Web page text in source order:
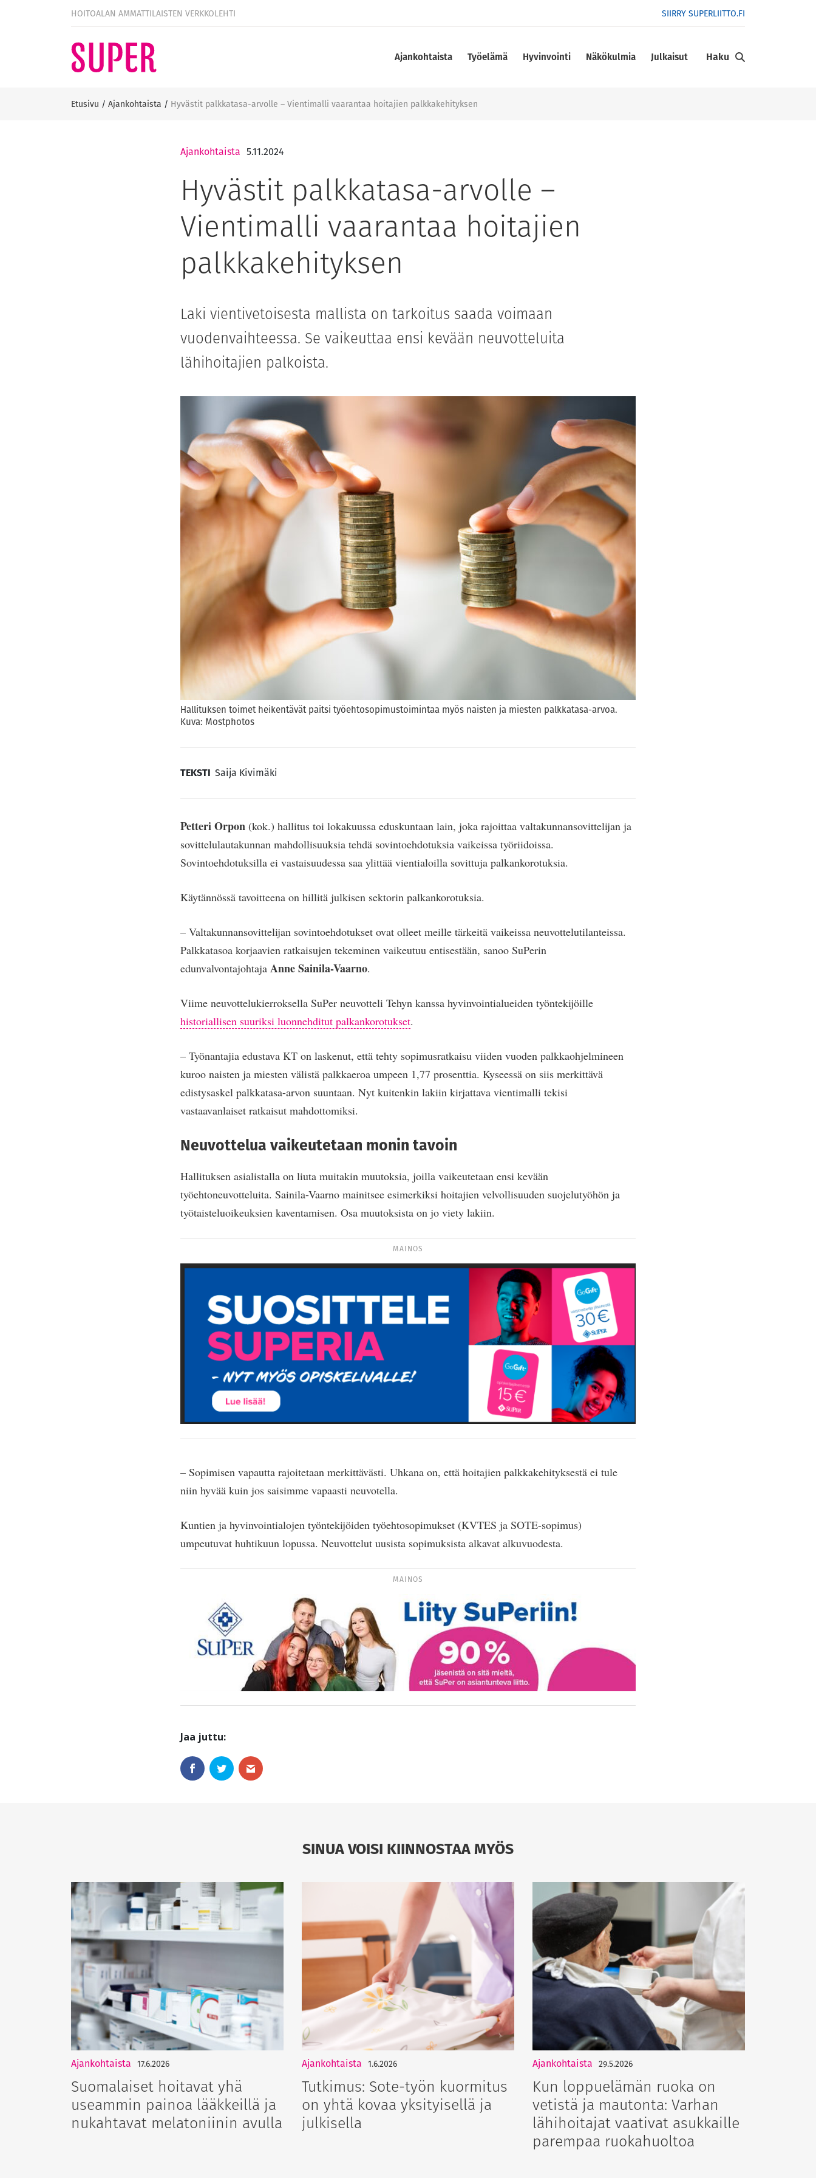
HOITOALAN AMMATTILAISTEN VERKKOLEHTI SIIRRY SUPERLIITTO.FI
Ajankohtaista Työelämä Hyvinvointi Näkökulmia Julkaisut Haku
Etusivu / Ajankohtaista / Hyvästit palkkatasa-arvolle – Vientimalli vaarantaa hoitajien palkkakehityksen
Ajankohtaista 5.11.2024
Hyvästit palkkatasa-arvolle –
Vientimalli vaarantaa hoitajien
palkkakehityksen
Laki vientivetoisesta mallista on tarkoitus saada voimaan
vuodenvaihteessa. Se vaikeuttaa ensi kevään neuvotteluita
lähihoitajien palkoista.
Hallituksen toimet heikentävät paitsi työehtosopimustoimintaa myös naisten ja miesten palkkatasa-arvoa.
Kuva: Mostphotos
TEKSTI Saija Kivimäki
Petteri Orpon (kok.) hallitus toi lokakuussa eduskuntaan lain, joka rajoittaa valtakunnansovittelijan ja
sovittelulautakunnan mahdollisuuksia tehdä sovintoehdotuksia vaikeissa työriidoissa.
Sovintoehdotuksilla ei vastaisuudessa saa ylittää vientialoilla sovittuja palkankorotuksia.
Käytännössä tavoitteena on hillitä julkisen sektorin palkankorotuksia.
– Valtakunnansovittelijan sovintoehdotukset ovat olleet meille tärkeitä vaikeissa neuvottelutilanteissa.
Palkkatasoa korjaavien ratkaisujen tekeminen vaikeutuu entisestään, sanoo SuPerin
edunvalvontajohtaja Anne Sainila-Vaarno.
Viime neuvottelukierroksella SuPer neuvotteli Tehyn kanssa hyvinvointialueiden työntekijöille
historiallisen suuriksi luonnehditut palkankorotukset.
– Työnantajia edustava KT on laskenut, että tehty sopimusratkaisu viiden vuoden palkkaohjelmineen
kuroo naisten ja miesten välistä palkkaeroa umpeen 1,77 prosenttia. Kyseessä on siis merkittävä
edistysaskel palkkatasa-arvon suuntaan. Nyt kuitenkin lakiin kirjattava vientimalli tekisi
vastaavanlaiset ratkaisut mahdottomiksi.
Neuvottelua vaikeutetaan monin tavoin
Hallituksen asialistalla on liuta muitakin muutoksia, joilla vaikeutetaan ensi kevään
työehtoneuvotteluita. Sainila-Vaarno mainitsee esimerkiksi hoitajien velvollisuuden suojelutyöhön ja
työtaisteluoikeuksien kaventamisen. Osa muutoksista on jo viety lakiin.
MAINOS
– Sopimisen vapautta rajoitetaan merkittävästi. Uhkana on, että hoitajien palkkakehityksestä ei tule
niin hyvää kuin jos saisimme vapaasti neuvotella.
Kuntien ja hyvinvointialojen työntekijöiden työehtosopimukset (KVTES ja SOTE-sopimus)
umpeutuvat huhtikuun lopussa. Neuvottelut uusista sopimuksista alkavat alkuvuodesta.
MAINOS
SINUA VOISI KIINNOSTAA MYÖS
Ajankohtaista 17.6.2026
Suomalaiset hoitavat yhä
useammin painoa lääkkeillä ja
nukahtavat melatoniinin avulla
Ajankohtaista 1.6.2026
Tutkimus: Sote-työn kuormitus
on yhtä kovaa yksityisellä ja
julkisella
Ajankohtaista 29.5.2026
Kun loppuelämän ruoka on
vetistä ja mautonta: Varhan
lähihoitajat vaativat asukkaille
parempaa ruokahuoltoa